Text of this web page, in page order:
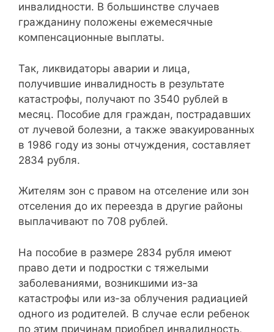
инвалидности. В большинстве случаев
гражданину положены ежемесячные
компенсационные выплаты.
Так, ликвидаторы аварии и лица,
получившие инвалидность в результате
катастрофы, получают по 3540 рублей в
месяц. Пособие для граждан, пострадавших
от лучевой болезни, а также эвакуированных
в 1986 году из зоны отчуждения, составляет
2834 рубля.
Жителям зон с правом на отселение или зон
отселения до их переезда в другие районы
выплачивают по 708 рублей.
На пособие в размере 2834 рубля имеют
право дети и подростки с тяжелыми
заболеваниями, возникшими из-за
катастрофы или из-за облучения радиацией
одного из родителей. В случае если ребенок
по этим причинам приобрел инвалидность,